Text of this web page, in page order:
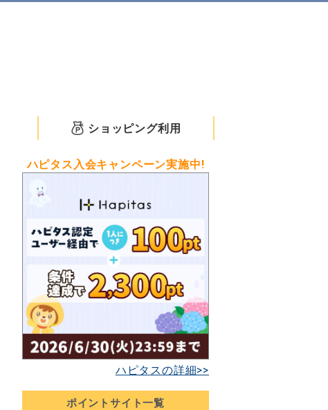
ショッピング利用
ハピタス入会キャンペーン実施中!
ハピタスの詳細>>
ポイントサイト一覧